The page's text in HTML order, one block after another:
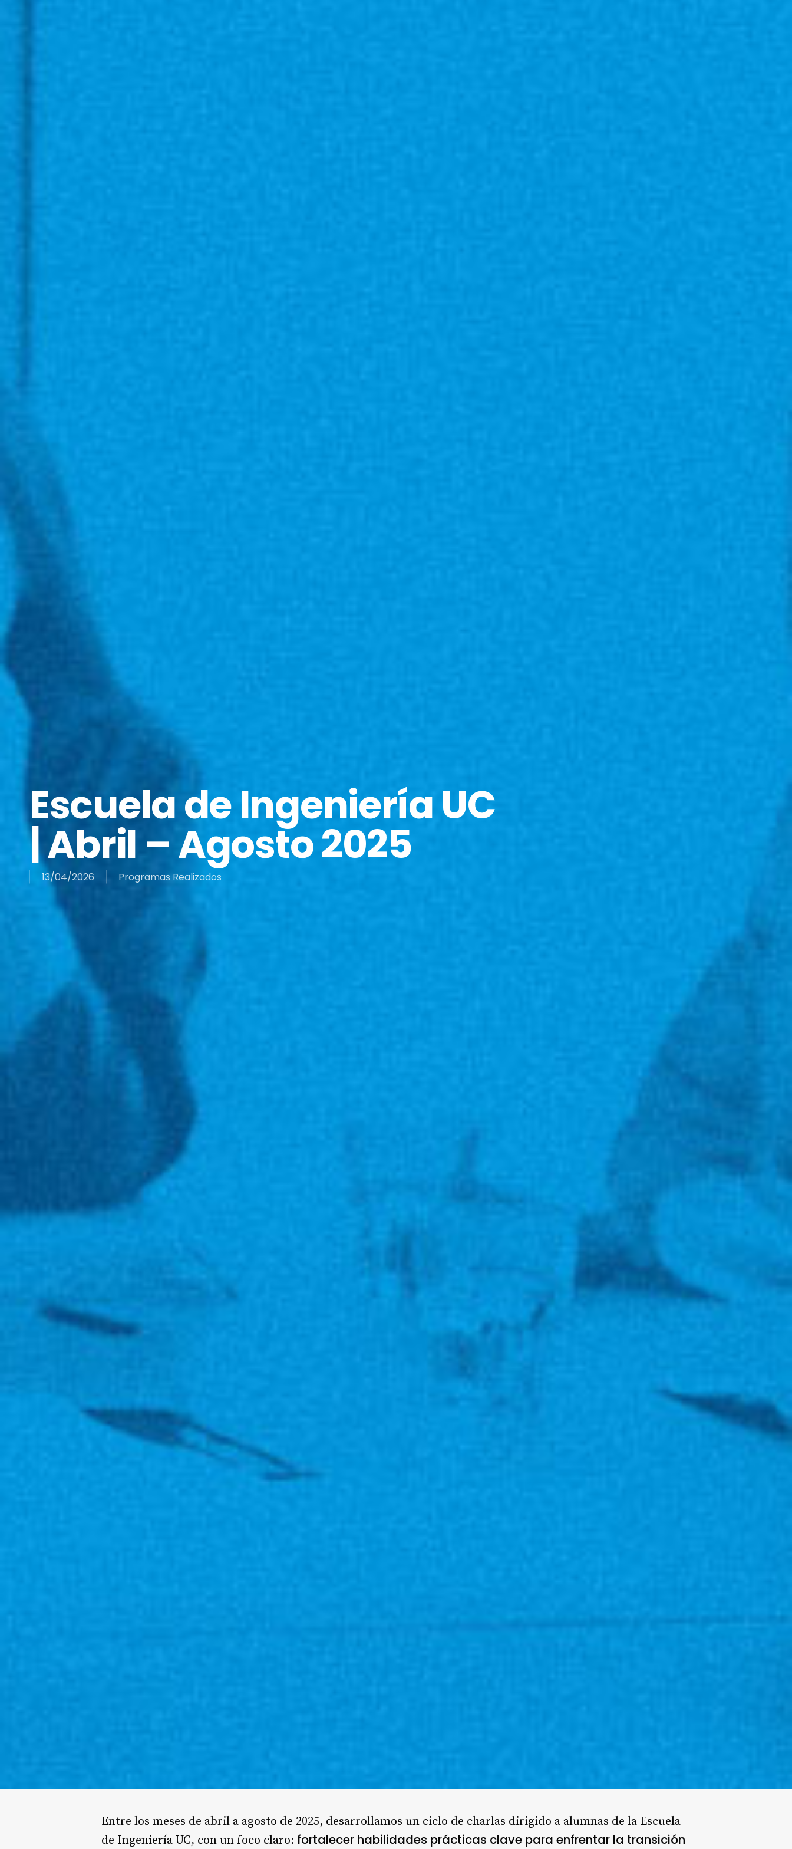
Escuela de Ingeniería UC
| Abril – Agosto 2025
13/04/2026 Programas Realizados
Entre los meses de abril a agosto de 2025, desarrollamos un ciclo de charlas dirigido a alumnas de la Escuela
de Ingeniería UC, con un foco claro: fortalecer habilidades prácticas clave para enfrentar la transición